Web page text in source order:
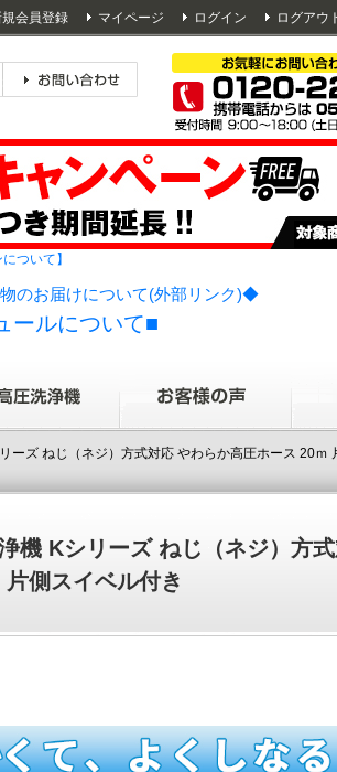
規会員登録 マイページ ログイン ログアウ
ついて】
のお届けについて(外部リンク)◆
ールについて■
ーズ ねじ（ネジ）方式対応 やわらか高圧ホース 20ｍ
機 Kシリーズ ねじ（ネジ）方
側スイベル付き